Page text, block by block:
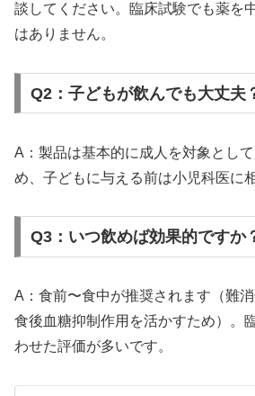
談してください。臨床試験でも薬を
はありません。
Q2：子どもが飲んでも大丈夫
A：製品は基本的に成人を対象とし
め、子どもに与える前は小児科医に
Q3：いつ飲めば効果的ですか
A：食前〜食中が推奨されます（難
食後血糖抑制作用を活かすため）。
わせた評価が多いです。